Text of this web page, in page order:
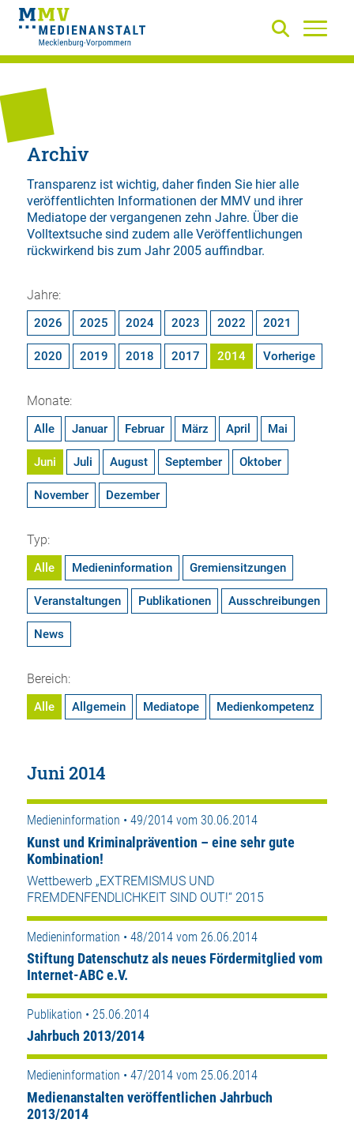
Archiv
Transparenz ist wichtig, daher finden Sie hier alle
veröffentlichten Informationen der MMV und ihrer
Mediatope der vergangenen zehn Jahre. Über die
Volltextsuchesind zudem alle Veröffentlichungen
rückwirkend bis zum Jahr 2005 auffindbar.
Jahre:
2026 2025 2024 2023 2022 2021
2020 2019 2018 2017 2014 Vorherige
Monate:
Alle Januar Februar März April Mai
Juni Juli August September Oktober
November Dezember
Typ:
Alle Medieninformation Gremiensitzungen
Veranstaltungen Publikationen Ausschreibungen
News
Bereich:
Alle Allgemein Mediatope Medienkompetenz
Juni 2014
Medieninformation • 49/2014 vom 30.06.2014
Kunst und Kriminalprävention – eine sehr gute
Kombination!
Wettbewerb „EXTREMISMUS UND
FREMDENFENDLICHKEIT SIND OUT!“ 2015
Medieninformation • 48/2014 vom 26.06.2014
Stiftung Datenschutz als neues Fördermitglied vom
Internet-ABC e.V.
Publikation • 25.06.2014
Jahrbuch 2013/2014
Medieninformation • 47/2014 vom 25.06.2014
Medienanstalten veröffentlichen Jahrbuch
2013/2014